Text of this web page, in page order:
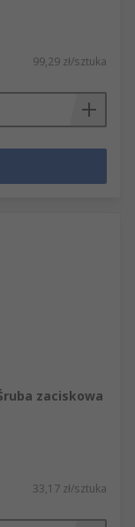
99,29 zł/sztuka
zaciskowa
33,17 zł/sztuka